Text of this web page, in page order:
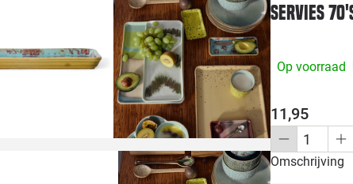
Servies
Op voorraad
11,95
Omschrijving